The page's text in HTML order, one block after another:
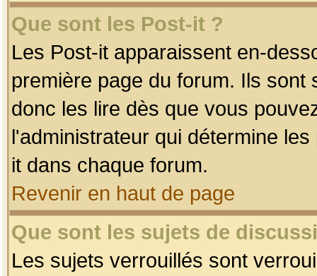
Que sont les Post-it ?
Les Post-it apparaissent en-
première page du forum. Ils
donc les lire dès que vous
l'administrateur qui détermine
it dans chaque forum.
Revenir en haut de page
Que sont les sujets de
Les sujets verrouillés sont